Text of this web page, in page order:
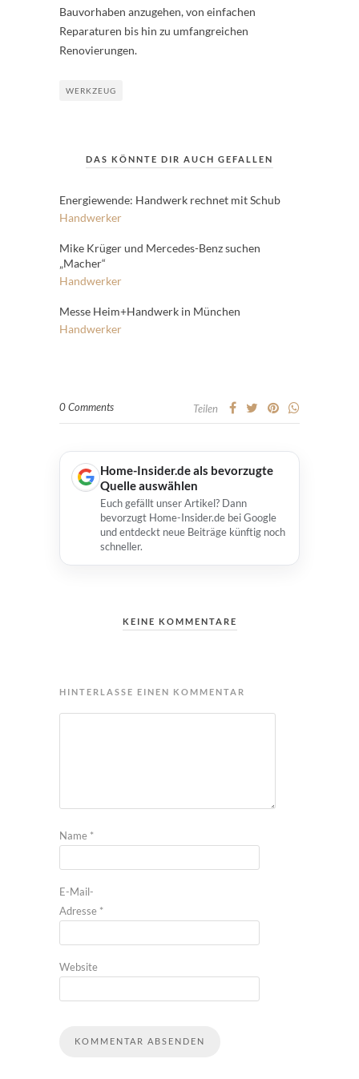
Bauvorhaben anzugehen, von einfachen
Reparaturen bis hin zu umfangreichen
Renovierungen.
WERKZEUG
DAS KÖNNTE DIR AUCH GEFALLEN
Energiewende: Handwerk rechnet mit Schub
Handwerker
Mike Krüger und Mercedes-Benz suchen
„Macher“
Handwerker
Messe Heim+Handwerk in München
Handwerker
0 Comments Teilen
Home-Insider.de als bevorzugte
Quelle auswählen
Euch gefällt unser Artikel? Dann
bevorzugt Home-Insider.de bei Google
und entdeckt neue Beiträge künftig noch
schneller.
KEINE KOMMENTARE
HINTERLASSE EINEN KOMMENTAR
Name *
E-Mail-
Adresse *
Website